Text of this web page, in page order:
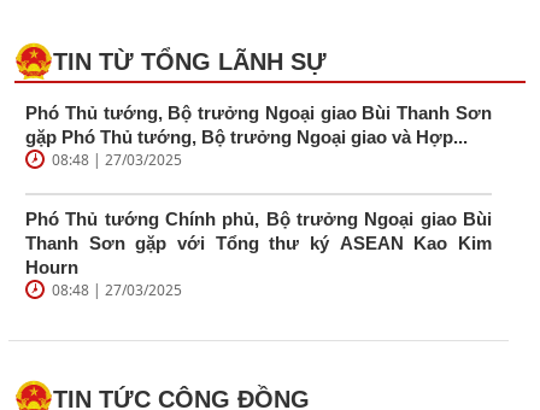
TIN TỪ TỔNG LÃNH SỰ
Phó Thủ tướng, Bộ trưởng Ngoại giao Bùi Thanh Sơn
gặp Phó Thủ tướng, Bộ trưởng Ngoại giao và Hợp...
08:48 | 27/03/2025
Phó Thủ tướng Chính phủ, Bộ trưởng Ngoại giao Bùi
Thanh Sơn gặp với Tổng thư ký ASEAN Kao Kim
Hourn
08:48 | 27/03/2025
TIN TỨC CỘNG ĐỒNG